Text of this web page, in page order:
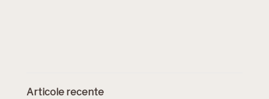
Articole recente